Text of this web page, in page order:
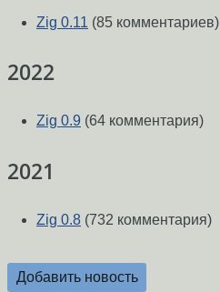
Zig 0.11 (85 комментариев)
2022
Zig 0.9 (64 комментария)
2021
Zig 0.8 (732 комментария)
Добавить новость